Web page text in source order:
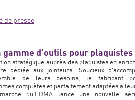
de presse
gamme d’outils pour plaquistes
stratégique auprès des plaquistes en
dédiée aux jointeurs. Soucieux
de leurs besoins, le fabricant
complètes et parfaitement adaptées à
qu'EDMA lance une nouvelle